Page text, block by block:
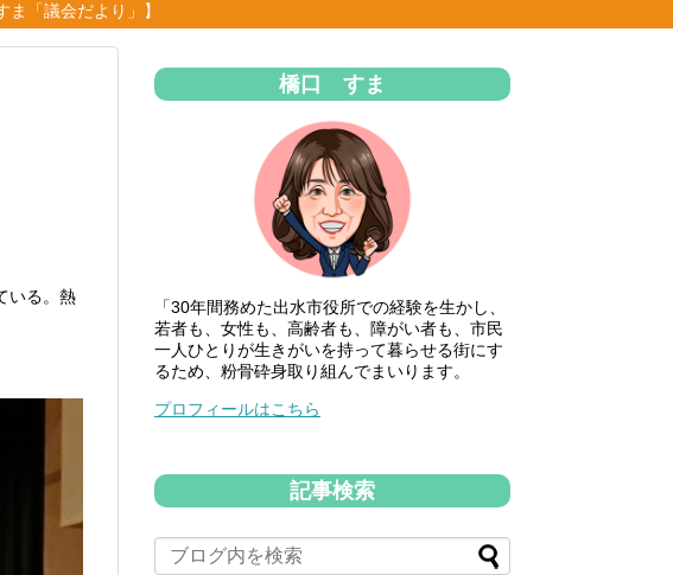
ま「議会だより」】
いる。熱
橋口 すま
「30年間務めた出水市役所での経験を生かし、
若者も、女性も、高齢者も、障がい者も、市民
一人ひとりが生きがいを持って暮らせる街にす
るため、粉骨砕身取り組んでまいります。
プロフィールはこちら
記事検索